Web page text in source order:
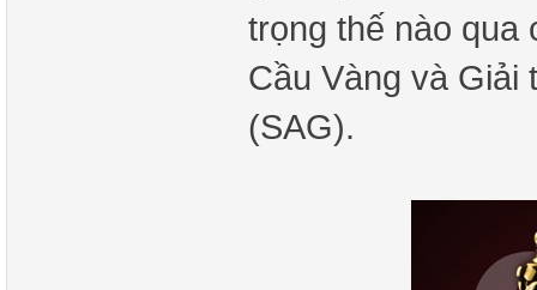
trọng thế nào
Cầu Vàng và Giải
(SAG).